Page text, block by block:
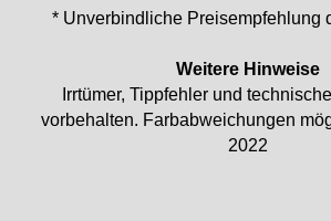
* Unverbindliche Preisempfehlung
Weitere Hinweise
Irrtümer, Tippfehler und
vorbehalten. Farbabweichungen
2022